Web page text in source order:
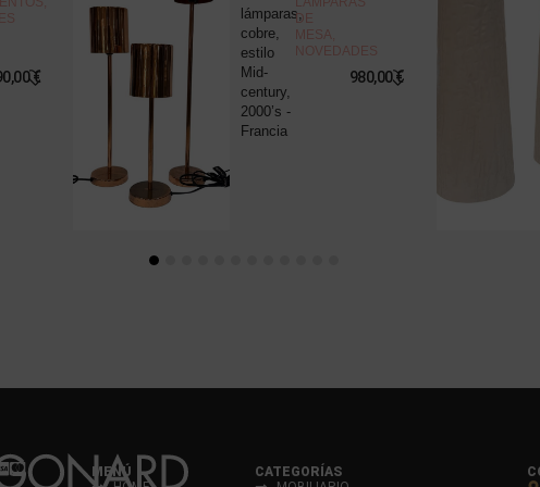
€
lámparas,
cobre,
estilo
Mid-
century,
2000’s -
Francia
DE
MESA,
NOVEDADES
980,00€
MENÚ
CATEGORÍAS